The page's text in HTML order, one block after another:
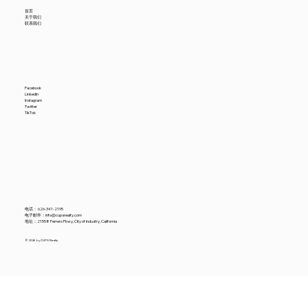
© 2026 by CUPS Realty
电话： 626-341-2195
电子邮件： info@cupsrealty.com
地址：21558 Ferrero Pkwy, City of Industry, California
首页
关于我们
联系我们
Facebook
LinkedIn
Instagram
Twitter
TikTok